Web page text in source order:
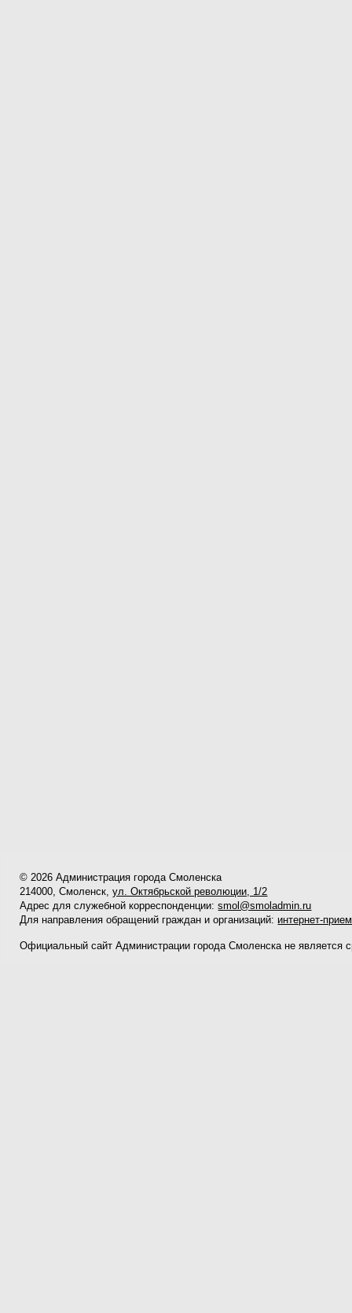
© 2026 Администрация города Смоленска
214000, Смоленск,ул. Октябрьской революции, 1/2
Адрес для служебной корреспонденции:smol@smoladmin.ru
Для направления обращений граждан и организаций: интернет-
Официальный сайт Администрации города Смоленска не является